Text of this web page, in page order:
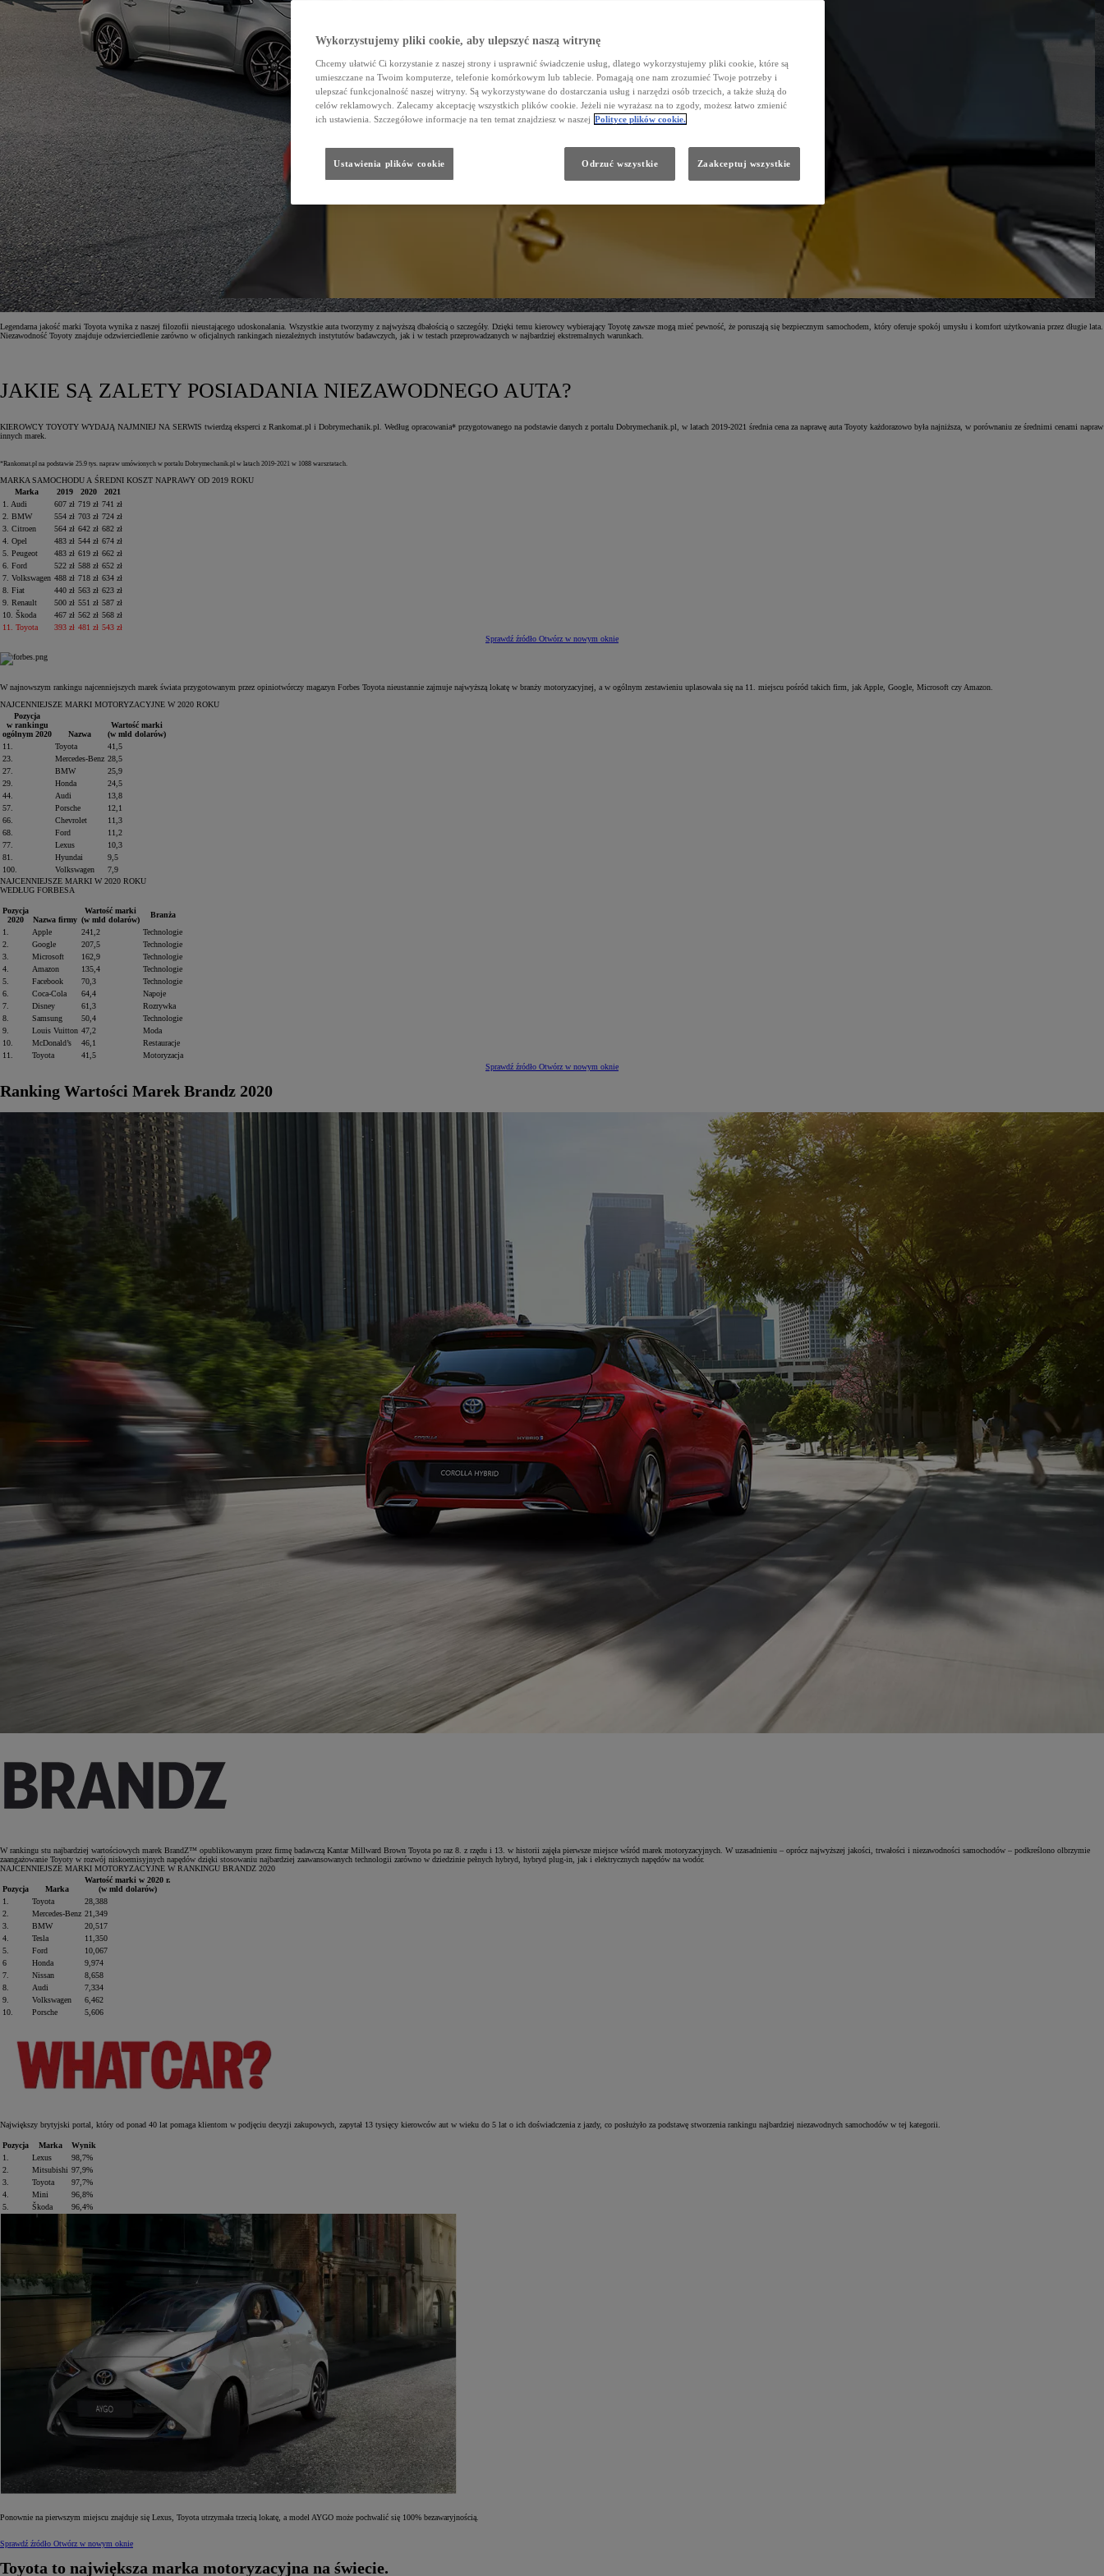
Od81 900 zł
Yaris Cross
HYBRID
Od 105 300 zł
Corolla Hatchback
Legendarna jakość marki Toyota wynika z naszej filozofii nieustającego udoskonalania. Wszystkie auta tworzymy z najwyższą dbałością o szczegóły. Dzięki temu kierowcy wybierający Toyotę zawsze mogą mieć pewność, że poruszają się bezpiecznym samochodem, który oferuje spokój umysłu i komfort użytkowania przez długie lata.
Niezawodność Toyoty znajduje odzwierciedlenie zarówno w oficjalnych rankingach niezależnych instytutów badawczych, jak i w testach przeprowadzanych w najbardziej ekstremalnych warunkach.
JAKIE SĄ ZALETY POSIADANIA NIEZAWODNEGO AUTA?
KIEROWCY TOYOTY WYDAJĄ NAJMNIEJ NA SERWIS twierdzą eksperci z Rankomat.pl i Dobrymechanik.pl. Według opracowania* przygotowanego na podstawie danych z portalu Dobrymechanik.pl, w latach 2019‑2021 średnia cena za naprawę auta Toyoty każdorazowo była najniższa, w porównaniu ze średnimi cenami napraw
innych marek.
*Rankomat.pl na podstawie 25.9 tys. napraw umówionych w portalu Dobrymechanik.pl w latach 2019‑2021 w 1088 warsztatach.
MARKA SAMOCHODU A ŚREDNI KOSZT NAPRAWY OD 2019 ROKU
Marka
2019 2020
2021
1. Audi
607 zł 719 zł 741 zł
2. BMW
554 zł 703 zł 724 zł
3. Citroen
564 zł 642 zł 682 zł
4. Opel
483 zł 544 zł 674 zł
5. Peugeot
483 zł 619 zł 662 zł
6. Ford
522 zł 588 zł 652 zł
7. Volkswagen 488 zł 718 zł 634 zł
8. Fiat
440 zł 563 zł 623 zł
9. Renault
500 zł 551 zł 587 zł
10. Škoda
467 zł 562 zł 568 zł
11. Toyota
393 zł 481 zł 543 zł
Sprawdź źródło Otwórz w nowym oknie
W najnowszym rankingu najcenniejszych marek świata przygotowanym przez opiniotwórczy magazyn Forbes Toyota nieustannie zajmuje najwyższą lokatę w branży motoryzacyjnej, a w ogólnym zestawieniu uplasowała się na 11. miejscu pośród takich firm, jak Apple, Google, Microsoft czy Amazon.
NAJCENNIEJSZE MARKI MOTORYZACYJNE W 2020 ROKU
Pozycja
w rankingu
ogólnym 2020
Nazwa
Wartość marki
(w mld dolarów)
11.
Toyota
41,5
23.
Mercedes‑Benz 28,5
27.
BMW
25,9
29.
Honda
24,5
44.
Audi
13,8
57.
Porsche
12,1
66.
Chevrolet
11,3
68.
Ford
11,2
77.
Lexus
10,3
81.
Hyundai
9,5
100.
Volkswagen
7,9
NAJCENNIEJSZE MARKI W 2020 ROKU
WEDŁUG FORBESA
Pozycja
2020
Nazwa firmy
Wartość marki
(w mld dolarów)
Branża
1.
Apple 241,2
Technologie
2.
Google 207,5
Technologie
3.
Microsoft 162,9
Technologie
4.
Amazon 135,4
Technologie
5.
Facebook 70,3
Technologie
6.
Coca‑Cola 64,4
Napoje
7.
Disney 61,3
Rozrywka
8.
Samsung 50,4
Technologie
9.
Louis Vuitton 47,2
Moda
10.
McDonald’s 46,1
Restauracje
11.
Toyota 41,5
Motoryzacja
Sprawdź źródło Otwórz w nowym oknie
Ranking Wartości Marek Brandz 2020
W rankingu stu najbardziej wartościowych marek BrandZ™ opublikowanym przez firmę badawczą Kantar Millward Brown Toyota po raz 8. z rzędu i 13. w historii zajęła pierwsze miejsce wśród marek motoryzacyjnych. W uzasadnieniu – oprócz najwyższej jakości, trwałości i niezawodności samochodów – podkreślono olbrzymie
zaangażowanie Toyoty w rozwój niskoemisyjnych napędów dzięki stosowaniu najbardziej zaawansowanych technologii zarówno w dziedzinie pełnych hybryd, hybryd plug‑in, jak i elektrycznych napędów na wodór.
NAJCENNIEJSZE MARKI MOTORYZACYJNE W RANKINGU BRANDZ 2020
Pozycja Marka
Wartość marki w 2020 r.
(w mld dolarów)
1.
Toyota
28,388
2.
Mercedes‑Benz 21,349
3.
BMW
20,517
4.
Tesla
11,350
5.
Ford
10,067
6
Honda
9,974
7.
Nissan
8,658
8.
Audi
7,334
9.
Volkswagen
6,462
10.
Porsche 5,606
Największy brytyjski portal, który od ponad 40 lat pomaga klientom w podjęciu decyzji zakupowych, zapytał 13 tysięcy kierowców aut w wieku do 5 lat o ich doświadczenia z jazdy, co posłużyło za podstawę stworzenia rankingu najbardziej niezawodnych samochodów w tej kategorii.
Pozycja Marka
Wynik
1.
Lexus
98,7%
2.
Mitsubishi 97,9%
3.
Toyota
97,7%
4.
Mini
96,8%
5.
Škoda 96,4%
Ponownie na pierwszym miejscu znajduje się Lexus, Toyota utrzymała trzecią lokatę, a model AYGO może pochwalić się 100% bezawaryjnością.
Sprawdź źródło Otwórz w nowym oknie
Toyota to największa marka motoryzacyjna na świecie.
Wykorzystujemy pliki cookie, aby ulepszyć naszą witrynę
Chcemy ułatwić Ci korzystanie z naszej strony i usprawnić świadczenie usług, dlatego wykorzystujemy pliki cookie, które są
umieszczane na Twoim komputerze, telefonie komórkowym lub tablecie. Pomagają one nam zrozumieć Twoje potrzeby i
ulepszać funkcjonalność naszej witryny. Są wykorzystywane do dostarczania usług i narzędzi osób trzecich, a także służą do
celów reklamowych. Zalecamy akceptację wszystkich plików cookie. Jeżeli nie wyrażasz na to zgody, możesz łatwo zmienić
ich ustawienia. Szczegółowe informacje na ten temat znajdziesz w naszej Polityce plików cookie.
Ustawienia plików cookie Odrzuć wszystkie Zaakceptuj wszystkie